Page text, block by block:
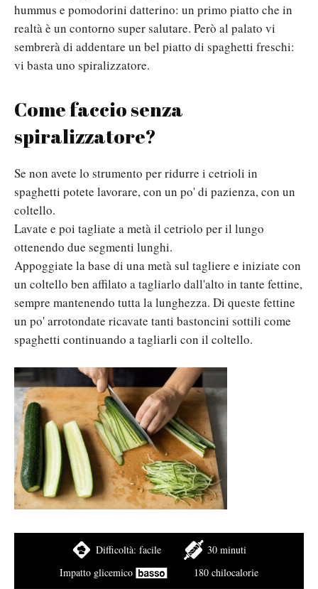
hummus e pomodorini datterino: un primo piatto che in
realtà è un contorno super salutare. Però al palato vi
sembrerà di addentare un bel piatto di spaghetti freschi:
vi basta uno spiralizzatore.
Come faccio senza
spiralizzatore?
Se non avete lo strumento per ridurre i cetrioli in
spaghetti potete lavorare, con un po' di pazienza, con un
coltello.
Lavate e poi tagliate a metà il cetriolo per il lungo
ottenendo due segmenti lunghi.
Appoggiate la base di una metà sul tagliere e iniziate con
un coltello ben affilato a tagliarlo dall'alto in tante fettine,
sempre mantenendo tutta la lunghezza. Di queste fettine
un po' arrotondate ricavate tanti bastoncini sottili come
spaghetti continuando a tagliarli con il coltello.
Difficoltà: facile
30 minuti
Impatto glicemico
180 chilocalorie